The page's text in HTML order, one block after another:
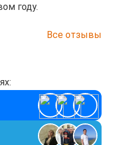
году.
Все отзывы